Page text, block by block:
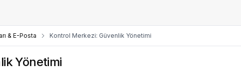
& E-Posta Kontrol Merkezi: Güvenlik Yönetimi
Yönetimi